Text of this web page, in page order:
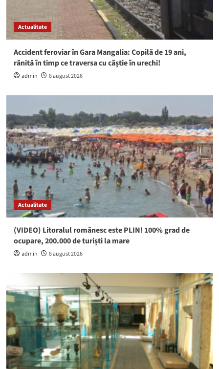
Actualitate
Accident feroviar în Gara Mangalia: Copilă de 19 ani,
rănită în timp ce traversa cu căștie în urechi!
admin 8 august 2026
Actualitate
(VIDEO) Litoralul românesc este PLIN! 100% grad de
ocupare, 200.000 de turiști la mare
admin 8 august 2026